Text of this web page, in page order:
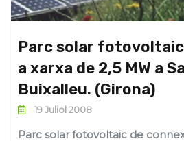
Parc solar
a xarxa de 2,5 MW a
Buixalleu. (Girona)
19 Juliol 2008
Parc solar fotovoltaic de